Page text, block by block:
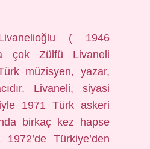
( 1946
çok Zülfü Livaneli
müzisyen, yazar,
Livaneli, siyasi
1971 Türk askeri
birkaç kez hapse
Türkiye’den